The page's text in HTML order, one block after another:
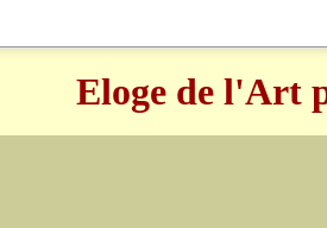
Eloge de l'Art